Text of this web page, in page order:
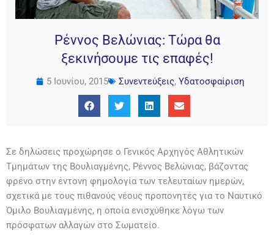
Ρέννος Βελώνιας: Τώρα θα
ξεκινήσουμε τις επαφές!
5 Ιουνίου, 2015 Συνεντεύξεις, Υδατοσφαίριση
Σε δηλώσεις προχώρησε ο Γενικός Αρχηγός Αθλητικών
Τμημάτων της Βουλιαγμένης, Ρέννος Βελώνιας, βάζοντας
φρένο στην έντονη φημολογία των τελευταίων ημερών,
σχετικά με τους πιθανούς νέους προπονητές για το Ναυτικό
Όμιλο Βουλιαγμένης, η οποία ενισχύθηκε λόγω των
πρόσφατων αλλαγών στο Σωματείο.